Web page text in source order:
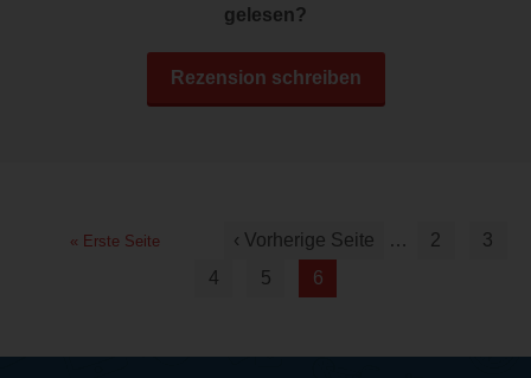
gelesen?
Rezension schreiben
« Erste Seite ‹ Vorherige Seite … 2
3
4
5 6